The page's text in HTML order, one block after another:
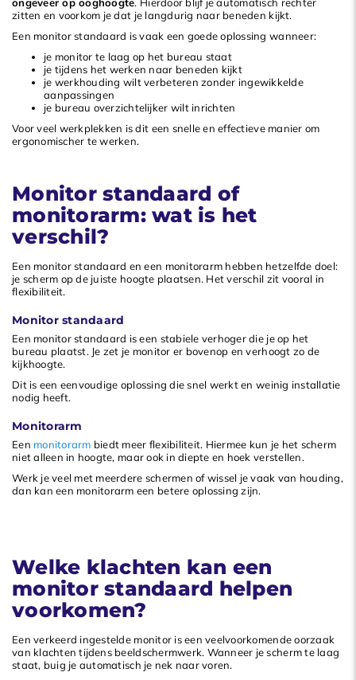
zitten en voorkom je dat je langdurig naar beneden kijkt.
Een monitor standaard is vaak een goede oplossing wanneer:
je monitor te laag op het bureau staat
je tijdens het werken naar beneden kijkt
je werkhouding wilt verbeteren zonder ingewikkelde
aanpassingen
je bureau overzichtelijker wilt inrichten
Voor veel werkplekken is dit een snelle en effectieve manier om
ergonomischer te werken.
Monitor standaard of
monitorarm: wat is het
verschil?
Een monitor standaard en een monitorarm hebben hetzelfde doel:
je scherm op de juiste hoogte plaatsen. Het verschil zit vooral in
flexibiliteit.
Monitor standaard
Een monitor standaard is een stabiele verhoger die je op het
bureau plaatst. Je zet je monitor er bovenop en verhoogt zo de
kijkhoogte.
Dit is een eenvoudige oplossing die snel werkt en weinig installatie
nodig heeft.
Monitorarm
Een monitorarm biedt meer flexibiliteit. Hiermee kun je het scherm
niet alleen in hoogte, maar ook in diepte en hoek verstellen.
Werk je veel met meerdere schermen of wissel je vaak van houding,
dan kan een monitorarm een betere oplossing zijn.
Welke klachten kan een
monitor standaard helpen
voorkomen?
Een verkeerd ingestelde monitor is een veelvoorkomende oorzaak
van klachten tijdens beeldschermwerk. Wanneer je scherm te laag
staat, buig je automatisch je nek naar voren.